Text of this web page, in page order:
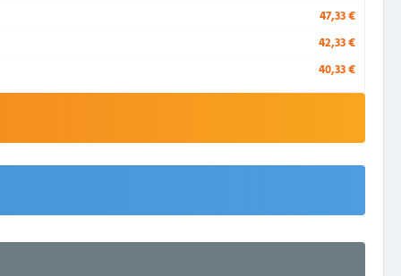
47,33 €
42,33 €
40,33 €